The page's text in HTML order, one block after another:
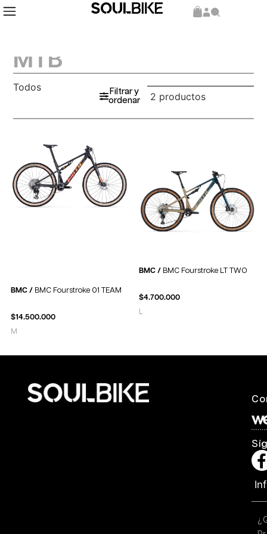
MTB
Todos
Filtrar y
ordenar
2 productos
BMC / BMC Fourstroke 01 TEAM
$14.500.000
M
BMC / BMC Fourstroke LT TWO
$4.700.000
L